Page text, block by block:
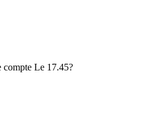
compte Le 17.45?